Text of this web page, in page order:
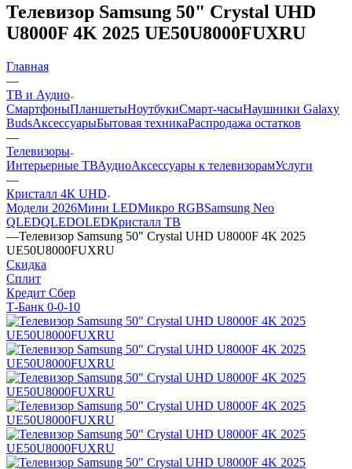
Телевизор Samsung 50" Crystal UHD
U8000F 4K 2025 UE50U8000FUXRU
Главная
—
ТВ и Аудио
СмартфоныПланшетыНоутбукиСмарт-часыНаушники Galaxy
BudsАксессуарыБытовая техникаРаспродажа остатков
—
Телевизоры
Интерьерные ТВАудиоАксессуары к телевизорамУслуги
—
Кристалл 4К UHD
Модели 2026Мини LEDМикро RGBSamsung Neo
QLEDQLEDOLEDКристалл ТВ
—Телевизор Samsung 50" Crystal UHD U8000F 4K 2025
UE50U8000FUXRU
Скидка
Сплит
Кредит Сбер
Т-Банк 0-0-10